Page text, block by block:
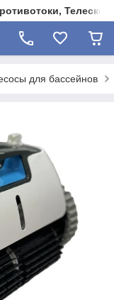
для бассейнов